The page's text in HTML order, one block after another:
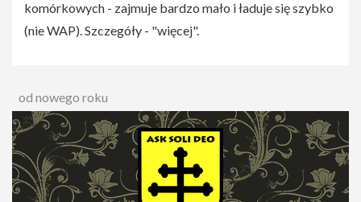
komórkowych - zajmuje bardzo mało i ładuje się szybko
(nie WAP). Szczegóły - "więcej".
od nowego roku